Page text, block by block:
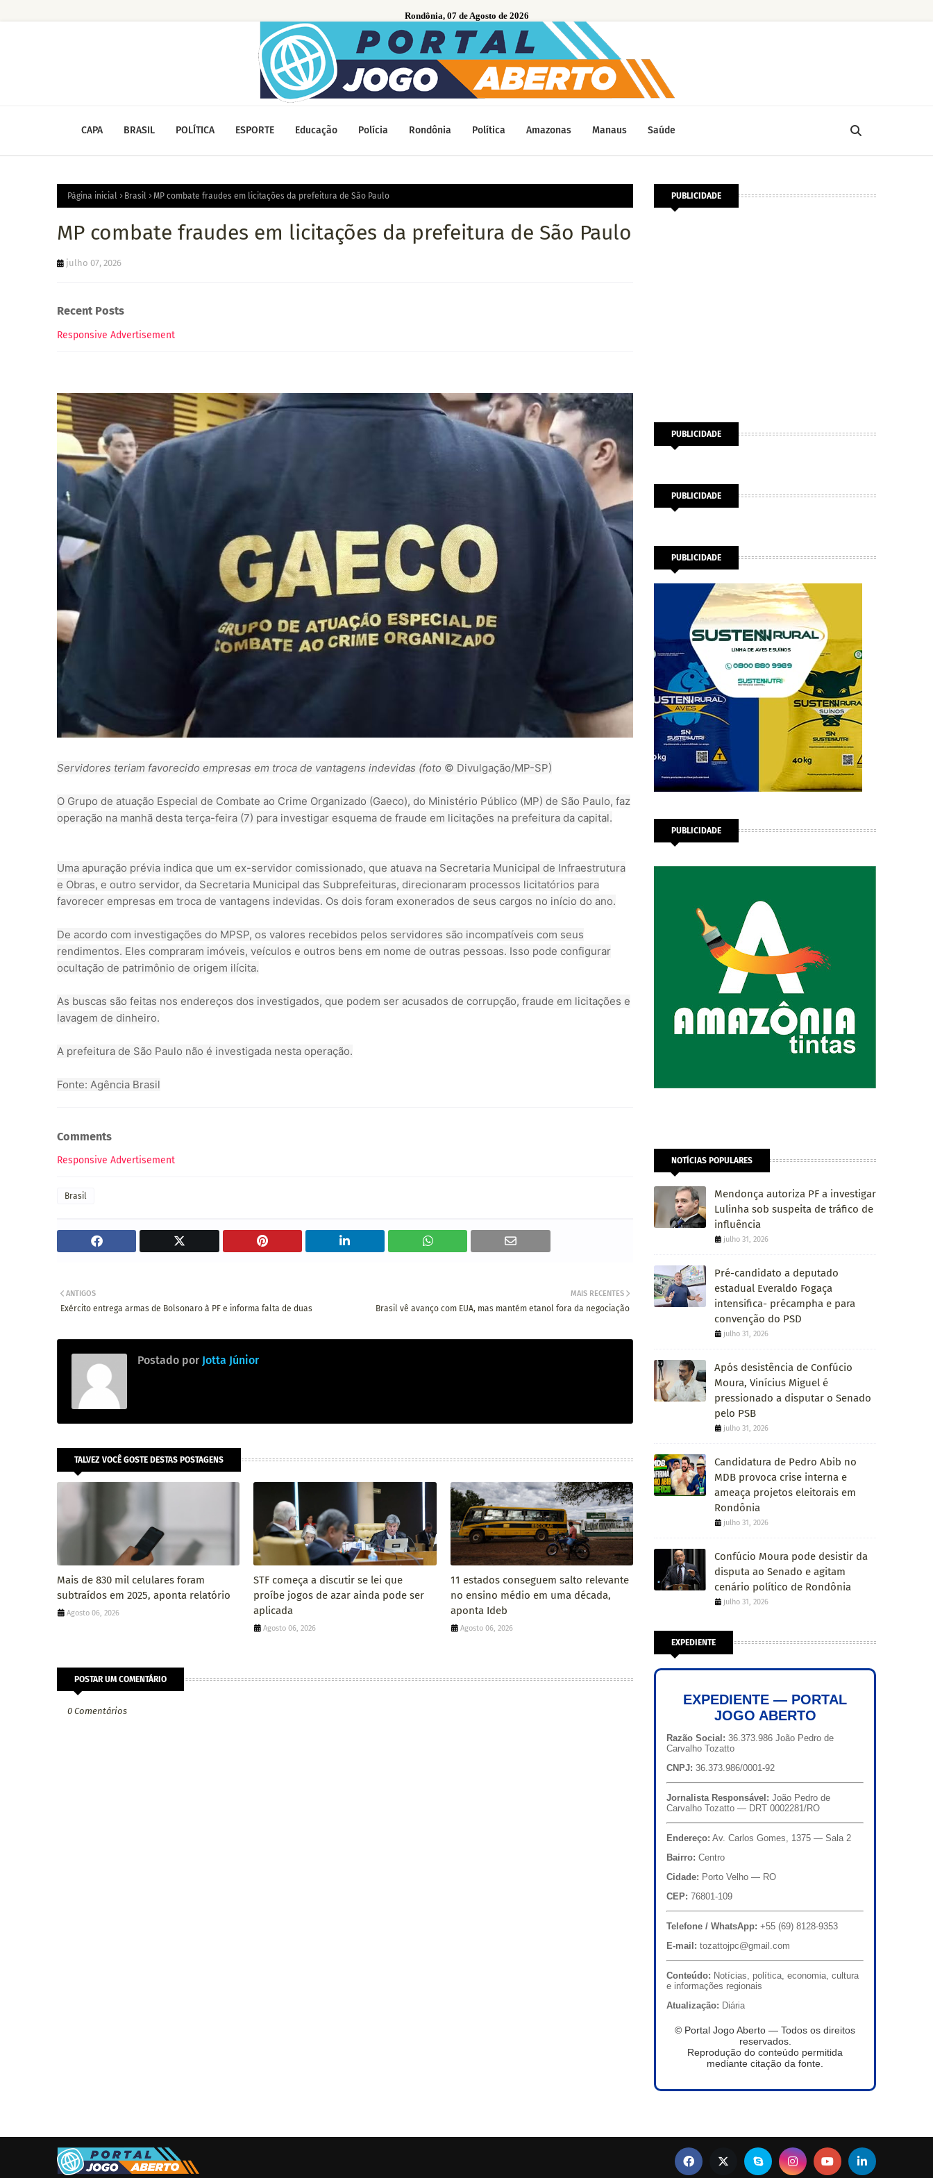
Rondônia, 07 de Agosto de 2026
CAPA BRASIL POLÍTICA ESPORTE Educação Polícia Rondônia Política Amazonas Manaus Saúde
Página inicial Brasil MP combate fraudes em licitações da prefeitura de São Paulo
MP combate fraudes em licitações da prefeitura de São Paulo
julho 07, 2026
Recent Posts
Responsive Advertisement
Servidores teriam favorecido empresas em troca de vantagens indevidas (foto © Divulgação/MP-SP)
O Grupo de atuação Especial de Combate ao Crime Organizado (Gaeco), do Ministério Público (MP) de São Paulo, faz
operação na manhã desta terça-feira (7) para investigar esquema de fraude em licitações na prefeitura da capital.
Uma apuração prévia indica que um ex-servidor comissionado, que atuava na Secretaria Municipal de Infraestrutura
e Obras, e outro servidor, da Secretaria Municipal das Subprefeituras, direcionaram processos licitatórios para
favorecer empresas em troca de vantagens indevidas. Os dois foram exonerados de seus cargos no início do ano.
De acordo com investigações do MPSP, os valores recebidos pelos servidores são incompatíveis com seus
rendimentos. Eles compraram imóveis, veículos e outros bens em nome de outras pessoas. Isso pode configurar
ocultação de patrimônio de origem ilícita.
As buscas são feitas nos endereços dos investigados, que podem ser acusados de corrupção, fraude em licitações e
lavagem de dinheiro.
A prefeitura de São Paulo não é investigada nesta operação.
Fonte: Agência Brasil
Comments
Responsive Advertisement
Brasil
MAIS RECENTES
Brasil vê avanço com EUA, mas mantém etanol fora da negociação
ANTIGOS
Exército entrega armas de Bolsonaro à PF e informa falta de duas
Postado por Jotta Júnior
TALVEZ VOCÊ GOSTE DESTAS POSTAGENS
Mais de 830 mil celulares foram
subtraídos em 2025, aponta relatório
Agosto 06, 2026
STF começa a discutir se lei que
proíbe jogos de azar ainda pode ser
aplicada
Agosto 06, 2026
11 estados conseguem salto relevante
no ensino médio em uma década,
aponta Ideb
Agosto 06, 2026
POSTAR UM COMENTÁRIO
0 Comentários
PUBLICIDADE
PUBLICIDADE
PUBLICIDADE
PUBLICIDADE
PUBLICIDADE
NOTÍCIAS POPULARES
Mendonça autoriza PF a investigar
Lulinha sob suspeita de tráfico de
influência
julho 31, 2026
Pré-candidato a deputado
estadual Everaldo Fogaça
intensifica- précampha e para
convenção do PSD
julho 31, 2026
Após desistência de Confúcio
Moura, Vinícius Miguel é
pressionado a disputar o Senado
pelo PSB
julho 31, 2026
Candidatura de Pedro Abib no
MDB provoca crise interna e
ameaça projetos eleitorais em
Rondônia
julho 31, 2026
Confúcio Moura pode desistir da
disputa ao Senado e agitam
cenário político de Rondônia
julho 31, 2026
EXPEDIENTE
EXPEDIENTE — PORTAL
JOGO ABERTO
Razão Social: 36.373.986 João Pedro de
Carvalho Tozatto
CNPJ: 36.373.986/0001-92
Jornalista Responsável: João Pedro de
Carvalho Tozatto — DRT 0002281/RO
Endereço: Av. Carlos Gomes, 1375 — Sala 2
Bairro: Centro
Cidade: Porto Velho — RO
CEP: 76801-109
Telefone / WhatsApp: +55 (69) 8128-9353
E-mail: tozattojpc@gmail.com
Conteúdo: Notícias, política, economia, cultura
e informações regionais
Atualização: Diária
© Portal Jogo Aberto — Todos os direitos
reservados.
Reprodução do conteúdo permitida
mediante citação da fonte.